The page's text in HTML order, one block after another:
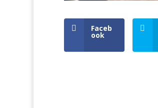
Faceb
ook